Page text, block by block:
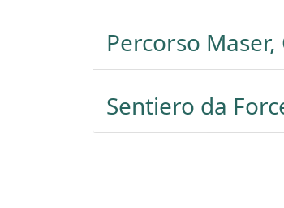
Percorso
Sentiero da